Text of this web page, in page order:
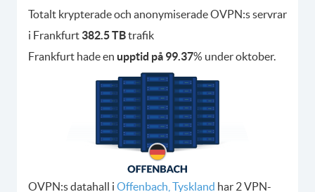
Totalt krypterade och anonymiserade OVPN:s servrar
i Frankfurt 382.5 TBtrafik
Frankfurt hade en upptid på 99.37% under oktober.
OVPN:s datahall i Offenbach, Tyskland har 2 VPN-